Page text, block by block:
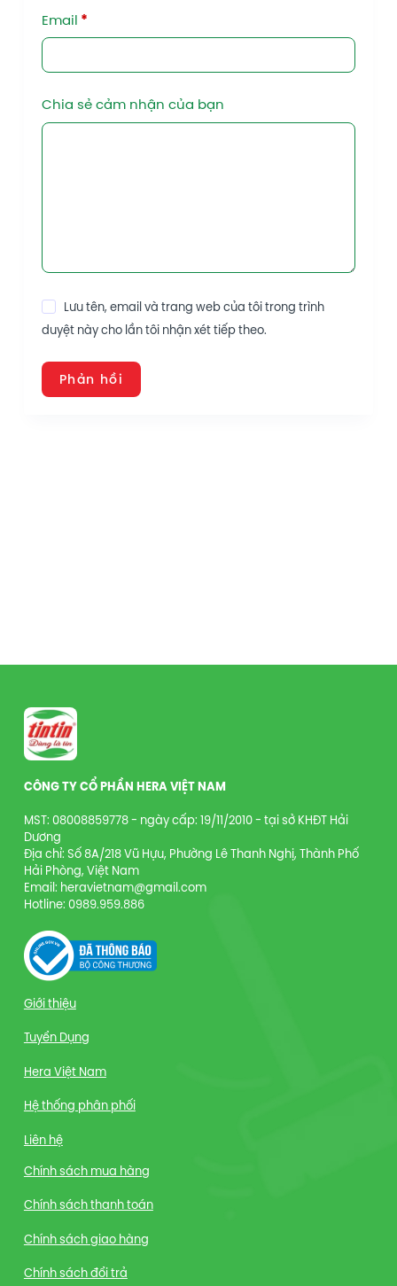
Email *
Chia sẻ cảm nhận của bạn
Lưu tên, email và trang web của tôi trong trình
duyệt này cho lần tôi nhận xét tiếp theo.
Phản hồi
CÔNG TY CỔ PHẦN HERA VIỆT NAM
MST: 08008859778 - ngày cấp: 19/11/2010 - tại sở KHĐT Hải
Dương
Địa chỉ: Số 8A/218 Vũ Hựu, Phường Lê Thanh Nghị, Thành Phố
Hải Phòng, Việt Nam
Email: heravietnam@gmail.com
Hotline: 0989.959.886
Giới thiệu
Tuyển Dụng
Hera Việt Nam
Hệ thống phân phối
Liên hệ
Chính sách mua hàng
Chính sách thanh toán
Chính sách giao hàng
Chính sách đổi trả